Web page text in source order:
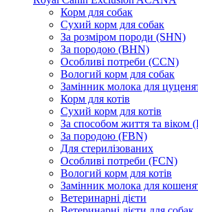
Корм для собак
Сухий корм для собак
За розміром породи (SHN)
За породою (BHN)
Особливі потреби (CCN)
Вологий корм для собак
Замінник молока для
Корм для котів
Сухий корм для котів
За способом життя та віком
За породою (FBN)
Для стерилізованих
Особливі потреби (FCN)
Вологий корм для котів
Замінник молока для
Ветеринарні дієти